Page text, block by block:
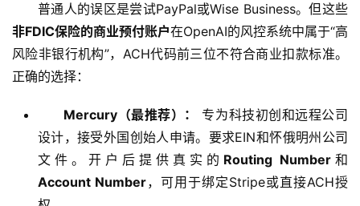
普通人的误区是尝试PayPal或Wise Business。但这些
非FDIC保险的商业预付账户在OpenAI的风控系统中属于“高
风险非银行机构”，ACH代码前三位不符合商业扣款标准。
正确的选择：
Mercury（最推荐）：
专为科技初创和远程公司
设计，接受外国创始人申请。要求EIN和怀俄明州公司
文件。开户后提供真实的 Routing Number 和
Account Number，可用于绑定Stripe或直接ACH授